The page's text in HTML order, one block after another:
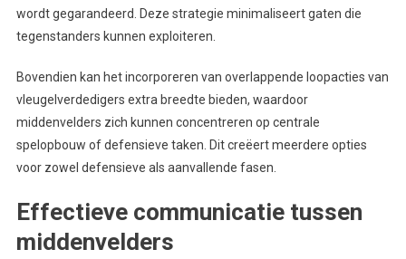
wordt gegarandeerd. Deze strategie minimaliseert gaten die
tegenstanders kunnen exploiteren.
Bovendien kan het incorporeren van overlappende loopacties van
vleugelverdedigers extra breedte bieden, waardoor
middenvelders zich kunnen concentreren op centrale
spelopbouw of defensieve taken. Dit creëert meerdere opties
voor zowel defensieve als aanvallende fasen.
Effectieve communicatie tussen
middenvelders